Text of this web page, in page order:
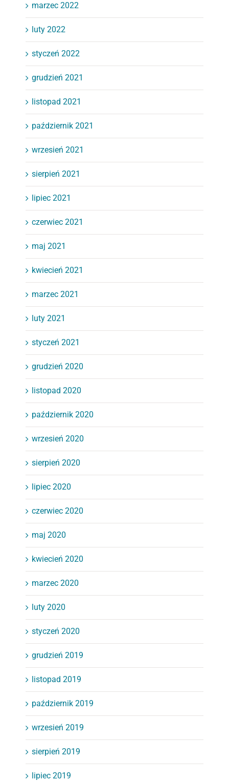
marzec 2022
luty 2022
styczeń 2022
grudzień 2021
listopad 2021
październik 2021
wrzesień 2021
sierpień 2021
lipiec 2021
czerwiec 2021
maj 2021
kwiecień 2021
marzec 2021
luty 2021
styczeń 2021
grudzień 2020
listopad 2020
październik 2020
wrzesień 2020
sierpień 2020
lipiec 2020
czerwiec 2020
maj 2020
kwiecień 2020
marzec 2020
luty 2020
styczeń 2020
grudzień 2019
listopad 2019
październik 2019
wrzesień 2019
sierpień 2019
lipiec 2019